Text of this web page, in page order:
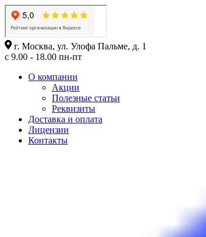
г. Москва, ул. Улофа Пальме, д. 1
с 9.00 - 18.00 пн-пт
О компании
Акции
Полезные статьи
Реквизиты
Доставка и оплата
Лицензии
Контакты